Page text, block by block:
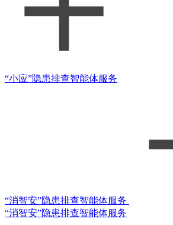
“小应”隐患排查智能体服务
“消智安”隐患排查智能体服务
“消智安”隐患排查智能体服务